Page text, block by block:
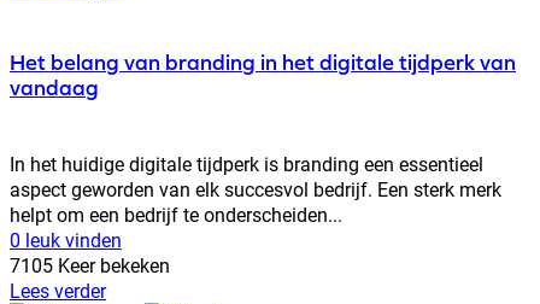
Het belang van branding in het digitale tijdperk van
vandaag
In het huidige digitale tijdperk is branding een essentieel
aspect geworden van elk succesvol bedrijf. Een sterk merk
helpt om een bedrijf te onderscheiden...
0 leuk vinden
7105 Keer bekeken
Lees verder